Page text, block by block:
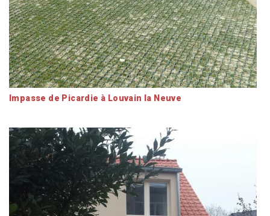
Impasse de Picardie à Louvain la Neuve